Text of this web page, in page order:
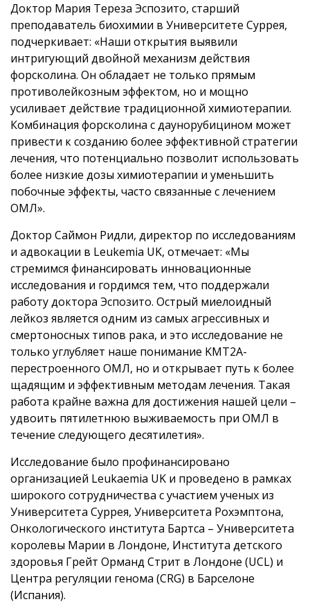
Доктор Мария Тереза Эспозито, старший
преподаватель биохимии в Университете Суррея,
подчеркивает: «Наши открытия выявили
интригующий двойной механизм действия
форсколина. Он обладает не только прямым
противолейкозным эффектом, но и мощно
усиливает действие традиционной химиотерапии.
Комбинация форсколина с даунорубицином может
привести к созданию более эффективной стратегии
лечения, что потенциально позволит использовать
более низкие дозы химиотерапии и уменьшить
побочные эффекты, часто связанные с лечением
ОМЛ».
Доктор Саймон Ридли, директор по исследованиям
и адвокации в Leukemia UK, отмечает: «Мы
стремимся финансировать инновационные
исследования и гордимся тем, что поддержали
работу доктора Эспозито. Острый миелоидный
лейкоз является одним из самых агрессивных и
смертоносных типов рака, и это исследование не
только углубляет наше понимание KMT2A-
перестроенного ОМЛ, но и открывает путь к более
щадящим и эффективным методам лечения. Такая
работа крайне важна для достижения нашей цели –
удвоить пятилетнюю выживаемость при ОМЛ в
течение следующего десятилетия».
Исследование было профинансировано
организацией Leukaemia UK и проведено в рамках
широкого сотрудничества с участием ученых из
Университета Суррея, Университета Рохэмптона,
Онкологического института Бартса – Университета
королевы Марии в Лондоне, Института детского
здоровья Грейт Орманд Стрит в Лондоне (UCL) и
Центра регуляции генома (CRG) в Барселоне
(Испания).